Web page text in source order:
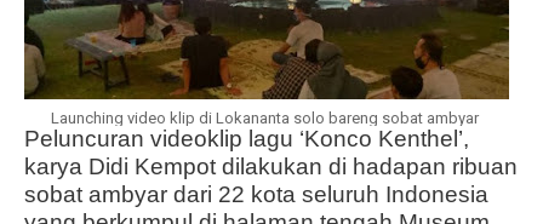
Launching video klip di Lokananta solo bareng sobat ambyar
Peluncuran videoklip lagu ‘Konco Kenthel’,
karya Didi Kempot dilakukan di hadapan ribuan
sobat ambyar dari 22 kota seluruh Indonesia